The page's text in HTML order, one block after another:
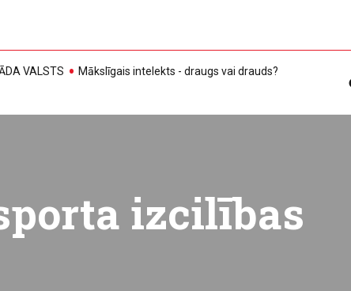
VALSTS
Mākslīgais intelekts - draugs vai drauds?
izcilības